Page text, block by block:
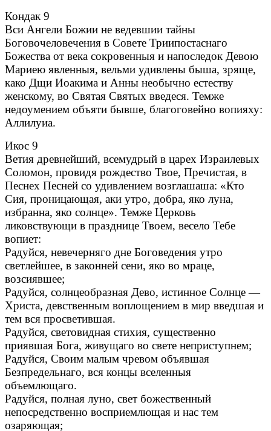
Кондак 9
Вси Ангели Божии не ведевшии тайны
Боговочеловечения в Совете Триипостаснаго
Божества от века сокровенныя и напоследок Девою
Мариею явленныя, вельми удивлены быша, зряще,
како Дщи Иоакима и Анны необычно естеству
женскому, во Святая Святых введеся. Темже
недоумением объяти бывше, благоговейно вопияху:
Аллилуиа.
Икос 9
Ветия древнейший, всемудрый в царех Израилевых
Соломон, провидя рождество Твое, Пречистая, в
Песнех Песней со удивлением возглашаша: «Кто
Сия, проницающая, аки утро, добра, яко луна,
избранна, яко солнце». Темже Церковь
ликовствующи в празднице Твоем, весело Тебе
вопиет:
Радуйся, невечерняго дне Боговедения утро
светлейшее, в законней сени, яко во мраце,
возсиявшее;
Радуйся, солнцеобразная Дево, истинное Солнце —
Христа, девственным воплощением в мир введшая и
тем вся просветившая.
Радуйся, световидная стихия, существенно
приявшая Бога, живущаго во свете неприступнем;
Радуйся, Своим малым чревом объявшая
Безпредельнаго, вся концы вселенныя
объемлющаго.
Радуйся, полная луно, свет божественный
непосредственно восприемлющая и нас тем
озаряющая;